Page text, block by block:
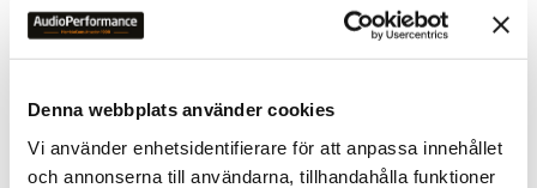
Denna webbplats använder cookies
Vi använder enhetsidentifierare för att anpassa innehållet
och annonserna till användarna, tillhandahålla funktioner